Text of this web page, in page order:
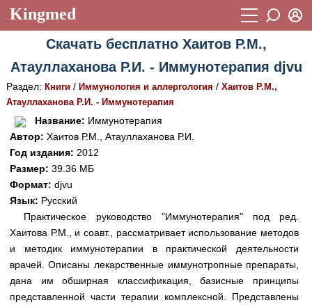
Kingmed
Учебный материал
Видеогалерея 899
Фотогалерея (1906)
Истории болезней
Лекции и презентации
Аккредитационные тесты
Методические рекомендации
Научно-популярное
Статьи
Пароль
Восстановить пароль
Регистрация
Скачать бесплатно Хаитов Р.М.,
Атауллаханова Р.И. - Иммунотерапия djvu
Раздел: Книги/ Иммунология и аллергология / Хаитов Р.М.,
Атауллаханова Р.И. - Иммунотерапия
Название: Иммунотерапия
Автор: Хаитов Р.М., Атауллаханова Р.И.
Год издания: 2012
Размер: 39.36 МБ
Формат: djvu
Язык: Русский
Практическое руководство "Иммунотерапия" под ред.
Хаитова Р.М., и соавт., рассматривает использование методов
и методик иммунотерапии в практической деятельности
врачей. Описаны лекарственные иммунотропные препараты,
дана им обширная классификация, базисные принципы
представленной части терапии комплексной. Представлены